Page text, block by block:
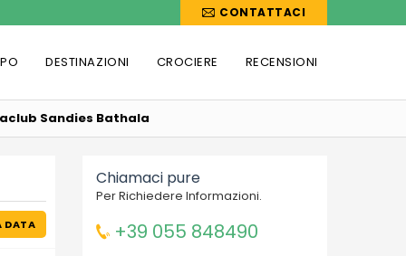
CONTATTACI
DESTINAZIONI CROCIERE RECENSIONI
Sandies Bathala
DATA
Chiamaci pure
Per Richiedere Informazioni.
+39 055 848490